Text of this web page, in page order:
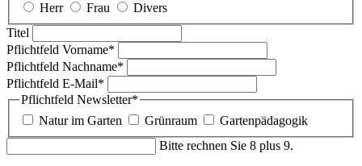
Herr Frau
Divers
Titel
Pflichtfeld Vorname*
Pflichtfeld Nachname*
Pflichtfeld E-Mail*
Pflichtfeld Newsletter*
Natur im Garten
Grünraum
Gartenpädagogik
Bitte rechnen Sie 8 plus 9.